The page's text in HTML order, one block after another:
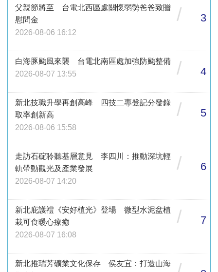
父親節將至 台電北西區處關懷弱勢爸爸致贈
慰問金
2026-08-06 16:12
/ 3
白海豚颱風來襲 台電北南區處加強防颱整備
2026-08-07 13:55
/ 4
新北技職升學再創高峰 四技二專登記分發錄
取率創新高
2026-08-06 15:58
/ 5
走訪石碇聆聽基層意見 李四川：推動深坑輕
軌帶動觀光及產業發展
2026-08-07 14:20
/ 6
新北庇護禮《安好植光》登場 微型水泥盆植
栽可食暖心療癒
2026-08-07 16:08
/ 7
新北推瑞芳礦業文化保存 侯友宜：打造山海